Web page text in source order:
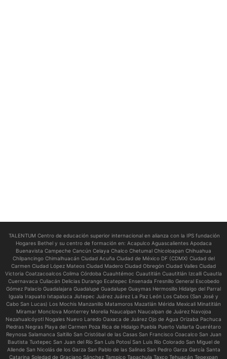
TALENTUM Centro de educación superior internacional en alianza con la IPS fundación
Hogares Bethel y su centro de formación en: Acapulco Aguascalientes Apodaca
Buenavista Campeche Cancún Celaya Chalco Chetumal Chicoloapan Chihuahua
Chilpancingo Chimalhuacán Ciudad Acuña Ciudad de México DF (CDMX) Ciudad del
Carmen Ciudad López Mateos Ciudad Madero Ciudad Obregón Ciudad Valles Ciudad
Victoria Coatzacoalcos Colima Córdoba Cuauhtémoc Cuautitlán Cuautitlán Izcalli Cuautla
Cuernavaca Culiacán Delicias Durango Ecatepec Ensenada Fresnillo General Escobedo
Gómez Palacio Guadalajara Guadalupe Guadalupe Guaymas Hermosillo Hidalgo del Parral
Iguala Irapuato Ixtapaluca Jiutepec Juárez Juárez La Paz León Los Cabos (San José y
Cabo San Lucas) Los Mochis Manzanillo Matamoros Mazatlán Mérida Mexicali Minatitlán
Miramar Monclova Monterrey Morelia Naucalpan Naucalpan de Juárez Navojoa
Nezahualcóyotl Nogales Nuevo Laredo Oaxaca de Juárez Ojo de Agua Orizaba Pachuca
Piedras Negras Playa del Carmen Poza Rica de Hidalgo Puebla Puerto Vallarta Querétaro
Reynosa Salamanca Saltillo San Cristóbal de las Casas San Francisco Coacalco San Juan
Bautista Tuxtepec San Juan del Río San Luis Potosí San Luis Río Colorado San Miguel de
Allende San Nicolás de los Garza San Pablo de las Salinas San Pedro Garza García Santa
Catarina Soledad de Graciano Sánchez Tampico Tapachula Taxco Tehuacán Tepexpan